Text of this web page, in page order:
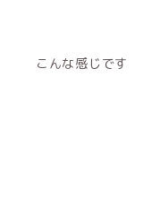
こんな感じです